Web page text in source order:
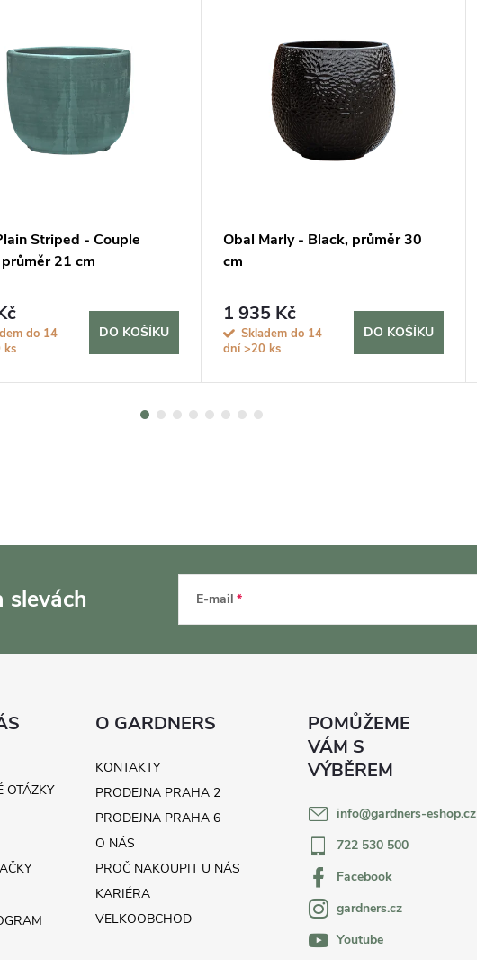
Striped - Couple
21 cm
do 14
ks
DO KOŠÍKU
Obal Marly - Black, průměr 30
cm
1 935 Kč
Skladem do 14
dní>20 ks
DO KOŠÍKU
slevách E-mail
OTÁZKY
O GARDNERS
KONTAKTY
PRODEJNA PRAHA 2
PRODEJNA PRAHA 6
O NÁS
PROČ NAKOUPIT U NÁS
KARIÉRA
VELKOOBCHOD
info@gardners-eshop.cz
722 530 500
Facebook
gardners.cz
Youtube